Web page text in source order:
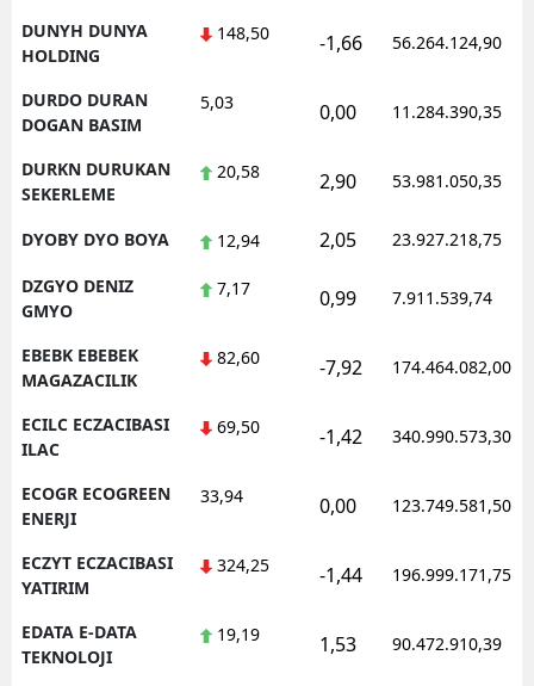
DUNYH DUNYA
HOLDING
148,50 -1,66 56.264.124,90
DURDO DURAN
DOGAN BASIM
5,03 0,00 11.284.390,35
DURKN DURUKAN
SEKERLEME
20,58 2,90 53.981.050,35
DYOBY DYO BOYA 12,94 2,05 23.927.218,75
DZGYO DENIZ
GMYO
7,17 0,99 7.911.539,74
EBEBK EBEBEK
MAGAZACILIK
82,60 -7,92 174.464.082,00
ECILC ECZACIBASI
ILAC
69,50 -1,42 340.990.573,30
ECOGR ECOGREEN
ENERJI
33,94 0,00 123.749.581,50
ECZYT ECZACIBASI
YATIRIM
324,25 -1,44 196.999.171,75
EDATA E-DATA
TEKNOLOJI
19,19 1,53 90.472.910,39